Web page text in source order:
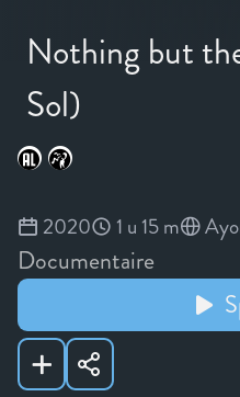
Nothing but
Sol)
2020 1 u 15 m
Documentaire